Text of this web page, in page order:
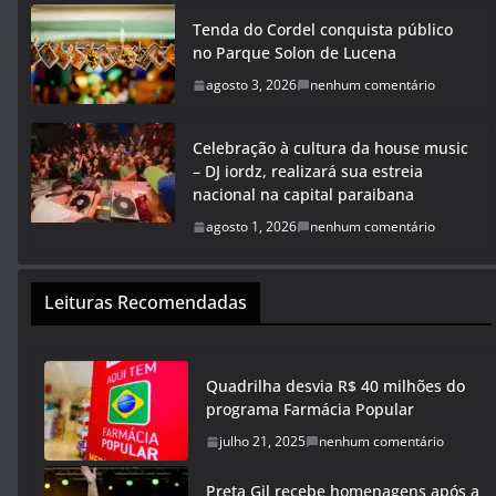
Tenda do Cordel conquista público
no Parque Solon de Lucena
agosto 3, 2026 nenhum comentário
Celebração à cultura da house music
– DJ iordz, realizará sua estreia
nacional na capital paraibana
agosto 1, 2026 nenhum comentário
Leituras Recomendadas
Quadrilha desvia R$ 40 milhões do
programa Farmácia Popular
julho 21, 2025 nenhum comentário
Preta Gil recebe homenagens após a